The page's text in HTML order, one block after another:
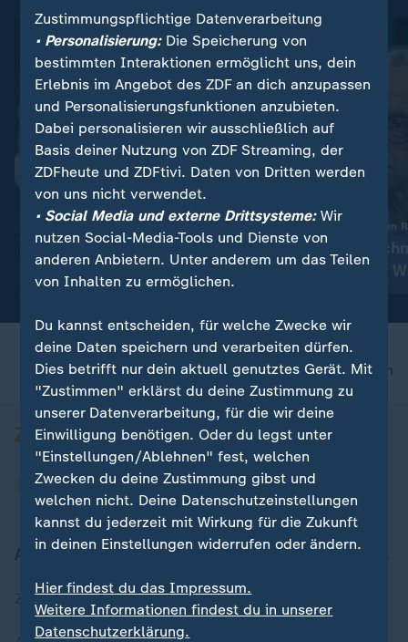
Liveblog
CDU, CSU und SPD:
Koalitionsvertrag:
Reaktionen und
Entwicklungen
Union und SPD planen
Merz: Keine
Entlastung für
nach oben
Aktuell bei ZDFheute
Zuletzt veröffentlicht
Zustimmungspflichtige Datenverarbeitung
• Personalisierung:Die Speicherung von
bestimmten Interaktionen ermöglicht uns, dein
Erlebnis im Angebot des ZDF an dich anzupassen
und Personalisierungsfunktionen anzubieten.
Dabei personalisieren wir ausschließlich auf
Basis deiner Nutzung von ZDF Streaming, der
ZDFheute und ZDFtivi. Daten von Dritten werden
von uns nicht verwendet.
• Social Media und externe Drittsysteme:Wir
nutzen Social-Media-Tools und Dienste von
anderen Anbietern. Unter anderem um das Teilen
von Inhalten zu ermöglichen.
Du kannst entscheiden, für welche Zwecke wir
deine Daten speichern und verarbeiten dürfen.
Dies betrifft nur dein aktuell genutztes Gerät. Mit
"Zustimmen" erklärst du deine Zustimmung zu
unserer Datenverarbeitung, für die wir deine
Einwilligung benötigen. Oder du legst unter
"Einstellungen/Ablehnen" fest, welchen
Zwecken du deine Zustimmung gibst und
welchen nicht. Deine Datenschutzeinstellungen
kannst du jederzeit mit Wirkung für die Zukunft
in deinen Einstellungen widerrufen oder ändern.
Hier findest du das Impressum.
Weitere Informationen findest du in unserer
Datenschutzerklärung.